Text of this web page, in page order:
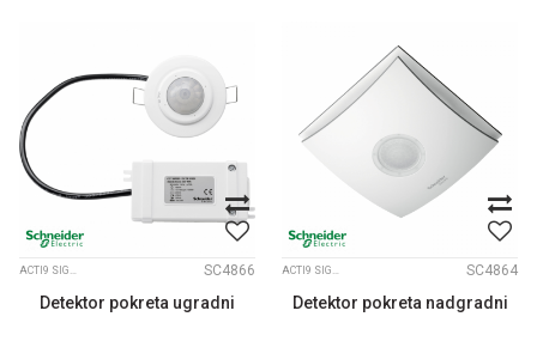
ACTI9 SIGNALIZACIJA SC4866
Detektor pokreta ugradni
ACTI9 SIGNALIZACIJA SC4864
Detektor pokreta nadgradni